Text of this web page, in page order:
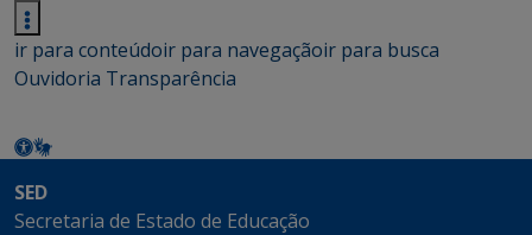
ir para conteúdoir para navegaçãoir para busca
Ouvidoria Transparência
SED
Secretaria de Estado de Educação